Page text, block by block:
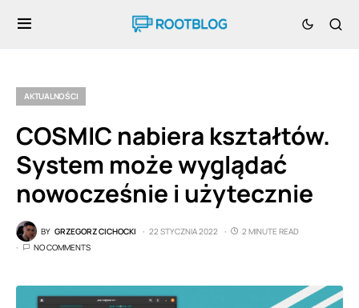
AKTUALNOŚCI
COSMIC nabiera kształtów.
System może wyglądać
nowocześnie i użytecznie
BY GRZEGORZ CICHOCKI 22 STYCZNIA 2022
2 MINUTE READ
NO COMMENTS